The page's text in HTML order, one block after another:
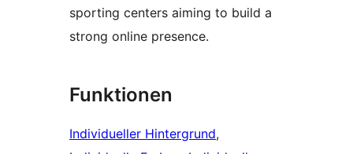
sporting centers aiming to build a
strong online presence.
Funktionen
Individueller Hintergrund